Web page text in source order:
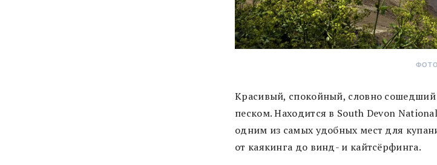
Красивый, спокойный, словно
песком. Находится в South Devon
одним из самых удобных мест для
от каякинга до винд- и кайтсёрфинга.